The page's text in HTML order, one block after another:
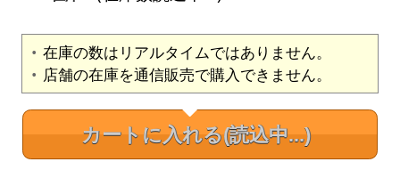
在庫の数はリアルタイムではありません。
店舗の在庫を通信販売で購入できません。
カートに入れる(読込中...)